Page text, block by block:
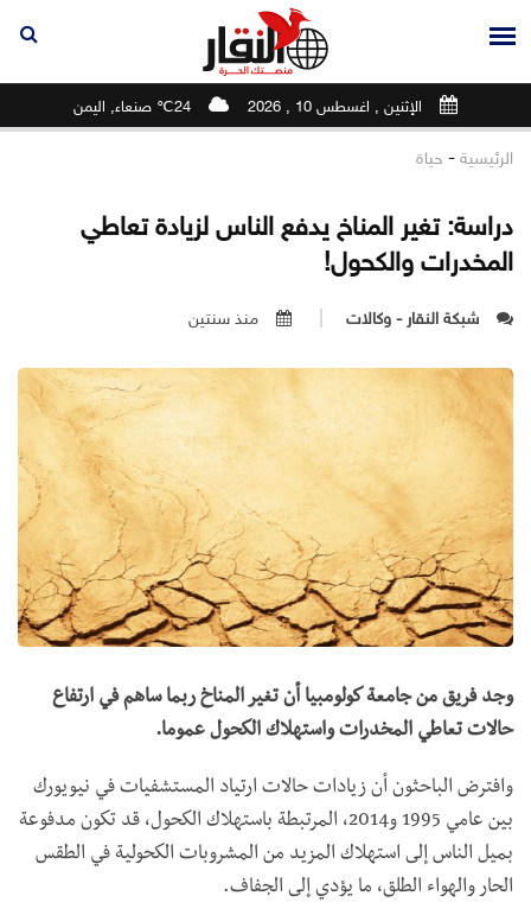
الإثنين , اغسطس 10 , 2026 24℃ صنعاء, اليمن
الرئيسية - حياة
دراسة: تغير المناخ يدفع الناس لزيادة تعاطي
المخدرات والكحول!
شبكة النقار - وكالات منذ سنتين
وجد فريق من جامعة كولومبيا أن تغير المناخ ربما ساهم في ارتفاع
حالات تعاطي المخدرات واستهلاك الكحول عموما.
وافترض الباحثون أن زيادات حالات ارتياد المستشفيات في نيويورك
بين عامي 1995 و2014، المرتبطة باستهلاك الكحول، قد تكون مدفوعة
بميل الناس إلى استهلاك المزيد من المشروبات الكحولية في الطقس
الحار والهواء الطلق، ما يؤدي إلى الجفاف.